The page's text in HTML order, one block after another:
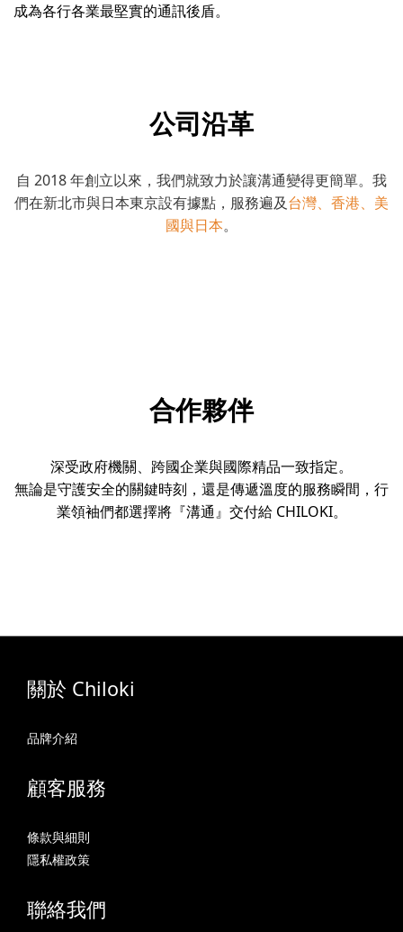
成為各行各業最堅實的通訊後盾。
公司沿革
自 2018 年創立以來，我們就致力於讓溝通變得更簡單。我
們在新北市與日本東京設有據點，服務遍及台灣、香港、美
國與日本。
合作夥伴
深受政府機關、跨國企業與國際精品一致指定。
無論是守護安全的關鍵時刻，還是傳遞溫度的服務瞬間，行
業領袖們都選擇將『溝通』交付給 CHILOKI。
關於 Chiloki
品牌介紹
顧客服務
條款與細則
隱私權政策
聯絡我們